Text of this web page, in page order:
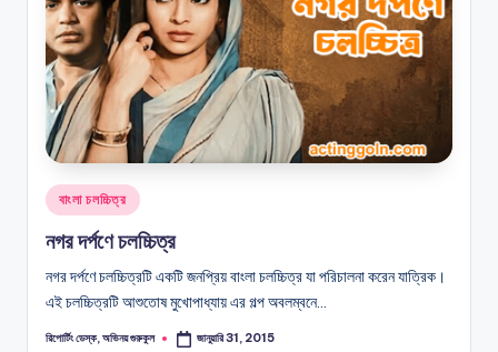
Posted
in
বাংলা চলচ্চিত্র
নগর দর্পণে চলচ্চিত্র
নগর দর্পণে চলচ্চিত্রটি একটি জনপ্রিয় বাংলা চলচ্চিত্র যা পরিচালনা করেন যাত্রিক।
এই চলচ্চিত্রটি আশুতোষ মুখোপাধ্যায় এর গল্প অবলম্বনে…
Posted
রিপোর্টিং ডেস্ক, অভিনয় গুরুকুল জানুয়ারি 31, 2015